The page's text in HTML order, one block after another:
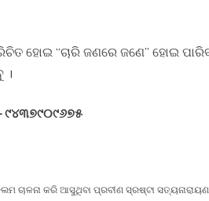
ହୋଇ “ଚାରି ଜଣରେ ଜଣେ” ହୋଇ
।
୯୪୩୭୯୦୯୬୭୫
ଚାଳନା କରି ଆସୁଥିବା ପ୍ରବୀଣ ସ୍ରଷ୍ଟା ସତ୍ୟନାରାୟଣ